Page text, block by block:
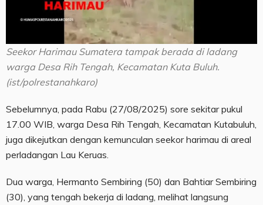
Seekor Harimau Sumatera tampak berada di ladang
warga Desa Rih Tengah, Kecamatan Kuta Buluh.
(ist/polrestanahkaro)
Sebelumnya, pada Rabu (27/08/2025) sore sekitar pukul
17.00 WIB, warga Desa Rih Tengah, Kecamatan Kutabuluh,
juga dikejutkan dengan kemunculan seekor harimau di areal
perladangan Lau Keruas.
Dua warga, Hermanto Sembiring (50) dan Bahtiar Sembiring
(30), yang tengah bekerja di ladang, melihat langsung